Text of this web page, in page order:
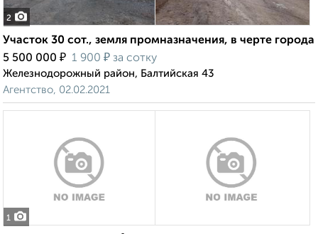
2
Участок 30 сот., земля промназначения, в черте города
5 500 000 ₽ 1 900 ₽ за сотку
Железнодорожный район, Балтийская 43
Агентство, 02.02.2021
1